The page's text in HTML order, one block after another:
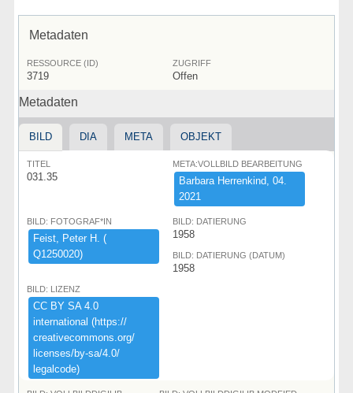
Metadaten
RESSOURCE (ID)
3719
ZUGRIFF
Offen
Metadaten
BILD DIA META OBJEKT
TITEL
031.35
META:VOLLBILD BEARBEITUNG
Barbara ​Herrenkind,​ ​04.​
2021
BILD: FOTOGRAF*IN
Feist,​ ​Peter ​H.​ ​(​
Q1250020)​
BILD: DATIERUNG
1958
BILD: DATIERUNG (DATUM)
1958
BILD: LIZENZ
CC ​BY ​SA ​4.​0 ​
international ​(​https:​/​/​
creativecommons.​org/​
licenses/​by-​sa/​4.​0/​
legalcode)​